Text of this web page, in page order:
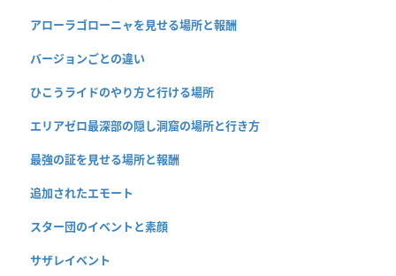
アローラゴローニャを見せる場所と報酬
バージョンごとの違い
ひこうライドのやり方と行ける場所
エリアゼロ最深部の隠し洞窟の場所と行き方
最強の証を見せる場所と報酬
追加されたエモート
スター団のイベントと素顔
サザレイベント